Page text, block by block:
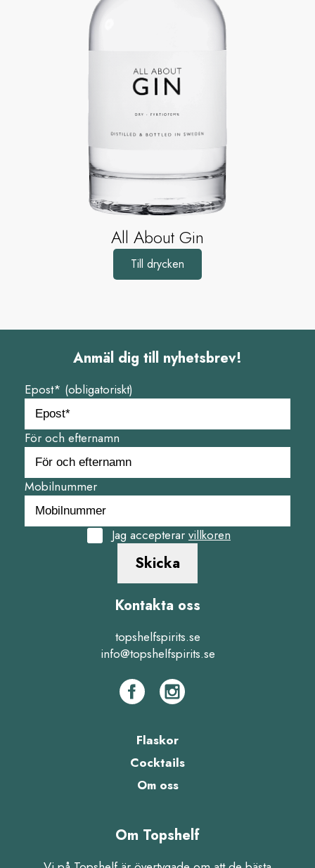
All About Gin
Till drycken
Anmäl dig till nyhetsbrev!
Epost* (obligatoriskt)
För och efternamn
Mobilnummer
Jag accepterar villkoren
Skicka
Kontakta oss
topshelfspirits.se
info@topshelfspirits.se
Flaskor
Cocktails
Om oss
Om Topshelf